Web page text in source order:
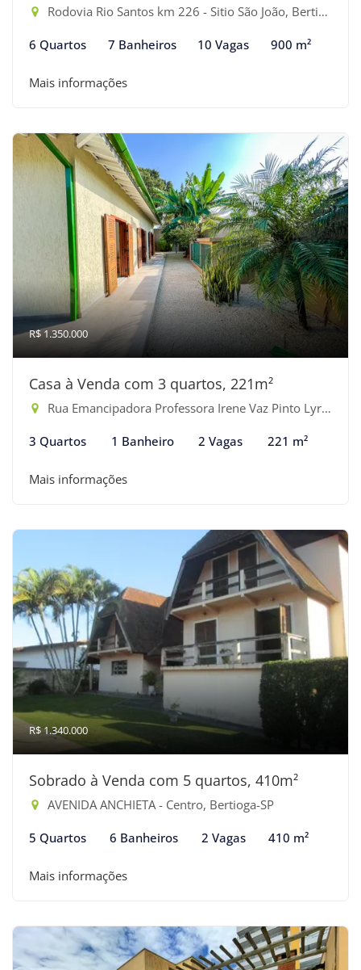
Rodovia Rio Santos km 226 - Sitio São João, Bertioga-SP
6 Quartos 7 Banheiros 10 Vagas 900 m²
Mais informações
R$ 1.350.000
Casa à Venda com 3 quartos, 221m²
Rua Emancipadora Professora Irene Vaz Pinto Lyra - Indaiá, Bertioga-SP
3 Quartos 1 Banheiro 2 Vagas 221 m²
Mais informações
R$ 1.340.000
Sobrado à Venda com 5 quartos, 410m²
AVENIDA ANCHIETA - Centro, Bertioga-SP
5 Quartos 6 Banheiros 2 Vagas 410 m²
Mais informações